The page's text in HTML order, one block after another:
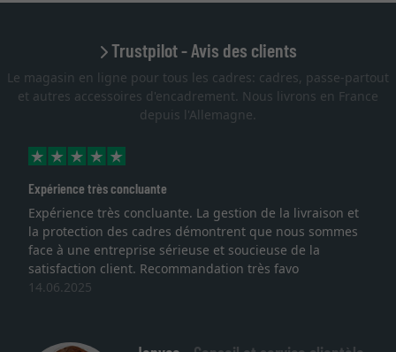
Trustpilot - Avis des clients
Le magasin en ligne pour tous les cadres: cadres, passe-partout
et autres accessoires d'encadrement. Nous livrons en France
depuis l'Allemagne.
Expérience très concluante
Expérience très concluante. La gestion de la livraison et
la protection des cadres démontrent que nous sommes
face à une entreprise sérieuse et soucieuse de la
satisfaction client. Recommandation très favo
14.06.2025